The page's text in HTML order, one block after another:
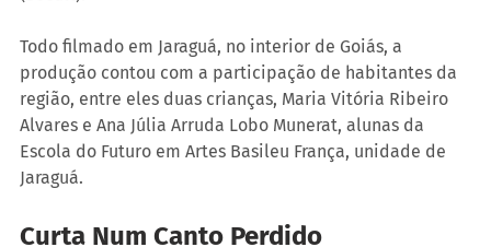
Todo filmado em Jaraguá, no interior de Goiás, a
produção contou com a participação de habitantes da
região, entre eles duas crianças, Maria Vitória Ribeiro
Alvares e Ana Júlia Arruda Lobo Munerat, alunas da
Escola do Futuro em Artes Basileu França, unidade de
Jaraguá.
Curta Num Canto Perdido